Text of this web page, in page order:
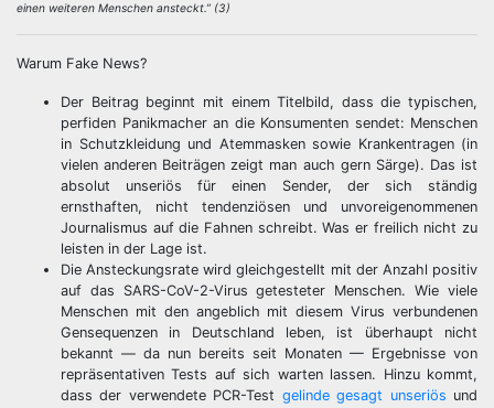
einen weiteren Menschen ansteckt.” (3)
Warum Fake News?
Der Beitrag beginnt mit einem Titelbild, dass die typischen,
perfiden Panikmacher an die Konsumenten sendet: Menschen
in Schutzkleidung und Atemmasken sowie Krankentragen (in
vielen anderen Beiträgen zeigt man auch gern Särge). Das ist
absolut unseriös für einen Sender, der sich ständig
ernsthaften, nicht tendenziösen und unvoreigenommenen
Journalismus auf die Fahnen schreibt. Was er freilich nicht zu
leisten in der Lage ist.
Die Ansteckungsrate wird gleichgestellt mit der Anzahl positiv
auf das SARS-CoV-2-Virus getesteter Menschen. Wie viele
Menschen mit den angeblich mit diesem Virus verbundenen
Gensequenzen in Deutschland leben, ist überhaupt nicht
bekannt — da nun bereits seit Monaten — Ergebnisse von
repräsentativen Tests auf sich warten lassen. Hinzu kommt,
dass der verwendete PCR-Test gelinde gesagt unseriös und